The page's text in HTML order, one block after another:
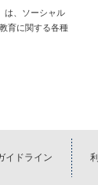
は、ソーシャル
育に関する各種
イドライン